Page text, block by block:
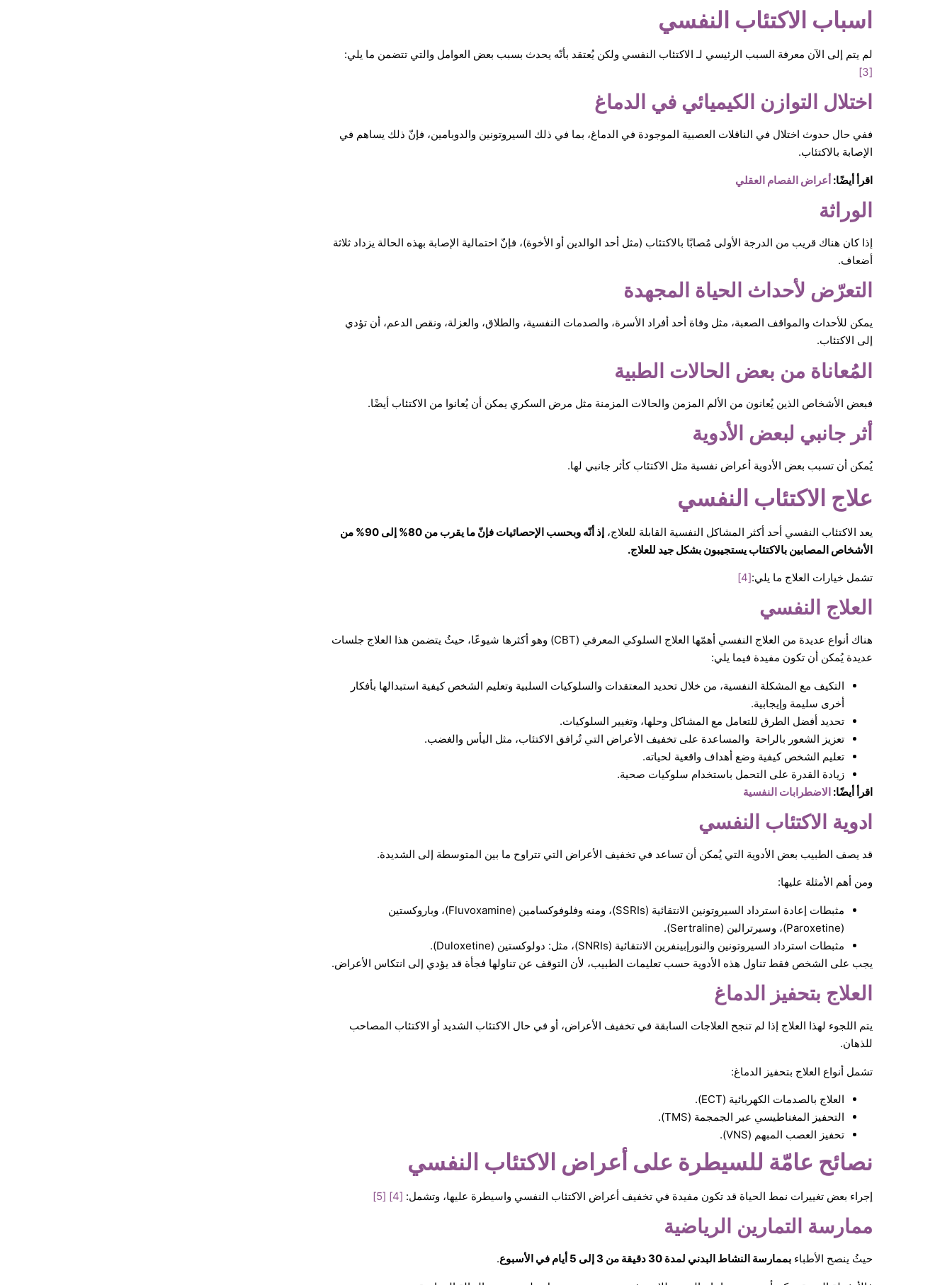
اسباب الاكتئاب النفسي
لم يتم إلى الآن معرفة السبب الرئيسي لـ الاكتئاب النفسي ولكن يُعتقد بأنّه يحدث بسبب بعض العوامل والتي تتضمن ما يلي:
[3]
اختلال التوازن الكيميائي في الدماغ
ففي حال حدوث اختلال في الناقلات العصبية الموجودة في الدماغ، بما في ذلك السيروتونين والدوبامين، فإنّ ذلك يساهم في
الإصابة بالاكتئاب.
اقرأ أيضًا: أعراض الفصام العقلي
الوراثة
إذا كان هناك قريب من الدرجة الأولى مُصابًا بالاكتئاب (مثل أحد الوالدين أو الأخوة)، فإنّ احتمالية الإصابة بهذه الحالة يزداد ثلاثة
أضعاف.
التعرّض لأحداث الحياة المجهدة
يمكن للأحداث والمواقف الصعبة، مثل وفاة أحد أفراد الأسرة، والصدمات النفسية، والطلاق، والعزلة، ونقص الدعم، أن تؤدي
إلى الاكتئاب.
المُعاناة من بعض الحالات الطبية
فبعض الأشخاص الذين يُعانون من الألم المزمن والحالات المزمنة مثل مرض السكري يمكن أن يُعانوا من الاكتئاب أيضًا.
أثر جانبي لبعض الأدوية
يُمكن أن تسبب بعض الأدوية أعراض نفسية مثل الاكتئاب كأثر جانبي لها.
علاج الاكتئاب النفسي
يعد الاكتئاب النفسي أحد أكثر المشاكل النفسية القابلة للعلاج،
إذ أنّه وبحسب الإحصائيات فإنّ ما يقرب من 80% إلى 90% من
الأشخاص المصابين بالاكتئاب يستجيبون بشكل جيد للعلاج.
تشمل خيارات العلاج ما يلي:[4]
العلاج النفسي
هناك أنواع عديدة من العلاج النفسي أهمّها العلاج السلوكي المعرفي (CBT) وهو أكثرها شيوعًا، حيثُ يتضمن هذا العلاج جلسات
عديدة يُمكن أن تكون مفيدة فيما يلي:
التكيف مع المشكلة النفسية، من خلال تحديد المعتقدات والسلوكيات السلبية وتعليم الشخص كيفية استبدالها بأفكار
أخرى سليمة وإيجابية.
تحديد أفضل الطرق للتعامل مع المشاكل وحلها، وتغيير السلوكيات.
تعزيز الشعور بالراحة والمساعدة على تخفيف الأعراض التي تُرافق الاكتئاب، مثل اليأس والغضب.
تعليم الشخص كيفية وضع أهداف واقعية لحياته.
زيادة القدرة على التحمل باستخدام سلوكيات صحية.
اقرأ أيضًا: الاضطرابات النفسية
ادوية الاكتئاب النفسي
قد يصف الطبيب بعض الأدوية التي يُمكن أن تساعد في تخفيف الأعراض التي تتراوح ما بين المتوسطة إلى الشديدة.
ومن أهم الأمثلة عليها:
مثبطات إعادة استرداد السيروتونين الانتقائية (SSRIs)، ومنه وفلوفوكسامين (Fluvoxamine)، وباروكستين
(Paroxetine)، وسيرترالين (Sertraline).
مثبطات استرداد السيروتونين والنورإبينفرين الانتقائية (SNRIs)، مثل: دولوكستين (Duloxetine).
يجب على الشخص فقط تناول هذه الأدوية حسب تعليمات الطبيب، لأن التوقف عن تناولها فجأة قد يؤدي إلى انتكاس الأعراض.
العلاج بتحفيز الدماغ
يتم اللجوء لهذا العلاج إذا لم تنجح العلاجات السابقة في تخفيف الأعراض، أو في حال الاكتئاب الشديد أو الاكتئاب المصاحب
للذهان.
تشمل أنواع العلاج بتحفيز الدماغ:
العلاج بالصدمات الكهربائية (ECT).
التحفيز المغناطيسي عبر الجمجمة (TMS).
تحفيز العصب المبهم (VNS).
نصائح عامّة للسيطرة على أعراض الاكتئاب النفسي
إجراء بعض تغييرات نمط الحياة قد تكون مفيدة في تخفيف أعراض الاكتئاب النفسي واسيطرة عليها، وتشمل: [4]
[5]
ممارسة التمارين الرياضية
حيثُ ينصح الأطباء بممارسة النشاط البدني لمدة 30 دقيقة من 3 إلى 5 أيام في الأسبوع .